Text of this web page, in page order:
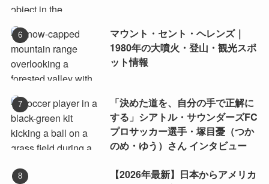
マウント・セント・ヘレンズ｜
1980年の大噴火・登山・観光スポ
ット情報
「決めた道を、自分の手で正解に
する」シアトル・サウンダーズFC
プロサッカー選手・塚目憂（つか
のめ・ゆう）さん インタビュー
【2026年最新】日本からアメリカ